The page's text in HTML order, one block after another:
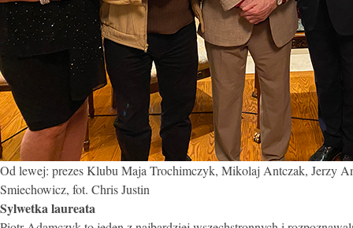
Od lewej: prezes Klubu Maja Trochimczyk, Mikolaj Antczak, Jerzy
Smiechowicz, fot. Chris Justin
Sylwetka laureata